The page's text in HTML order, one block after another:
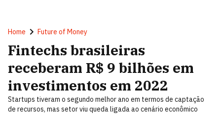
Home Future of Money
Fintechs brasileiras
receberam R$ 9 bilhões em
investimentos em 2022
Startups tiveram o segundo melhor ano em termos de captação
de recursos, mas setor viu queda ligada ao cenário econômico